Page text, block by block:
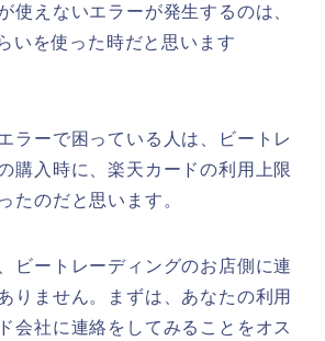
使えないエラーが発生するのは、
いを使った時だと思います
ラーで困っている人は、ビートレ
購入時に、楽天カードの利用上限
たのだと思います。
ビートレーディングのお店側に連
りません。まずは、あなたの利用
会社に連絡をしてみることをオス